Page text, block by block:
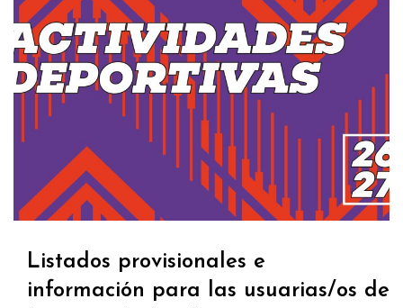
Listados provisionales e
información para las usuarias/os de